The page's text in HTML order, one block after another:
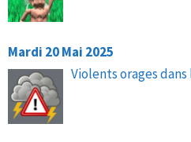
Mardi 20 Mai 2025
Violents orages dans